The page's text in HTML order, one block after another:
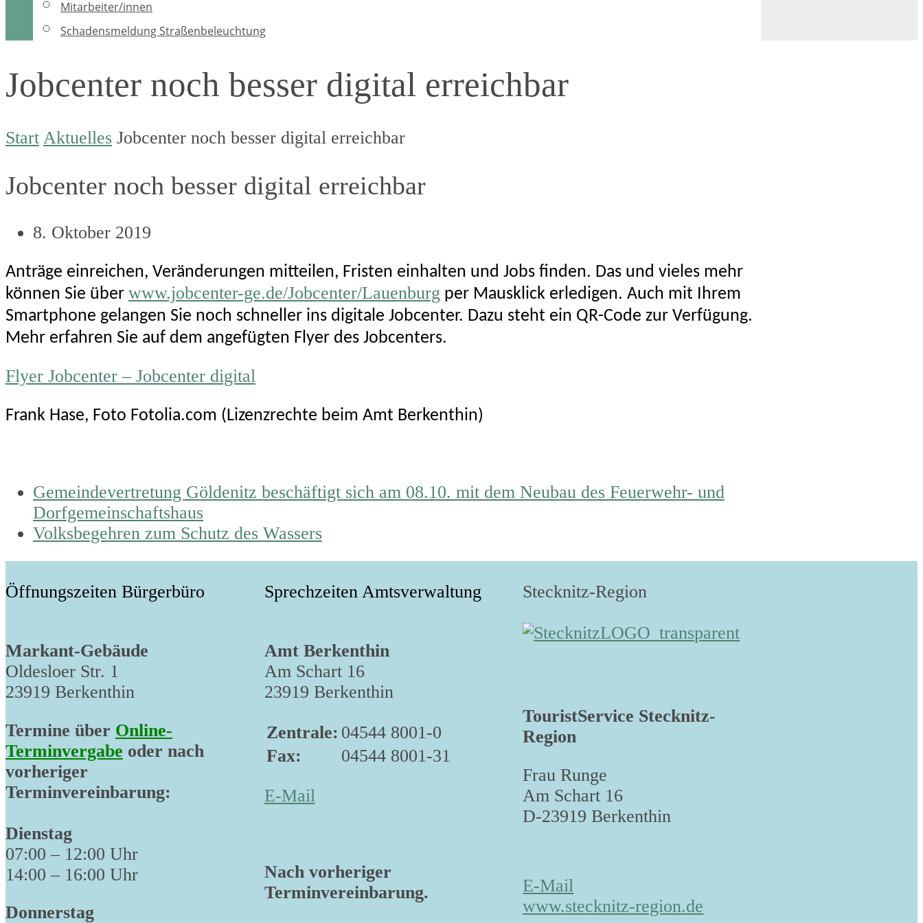
Mitarbeiter/innen
Schadensmeldung Straßenbeleuchtung
Jobcenter noch besser digital erreichbar
Start Aktuelles Jobcenter noch besser digital erreichbar
Jobcenter noch besser digital erreichbar
8. Oktober 2019
Anträge einreichen, Veränderungen mitteilen, Fristen einhalten und Jobs finden. Das und vieles mehr
können Sie über www.jobcenter-ge.de/Jobcenter/Lauenburg per Mausklick erledigen. Auch mit Ihrem
Smartphone gelangen Sie noch schneller ins digitale Jobcenter. Dazu steht ein QR-Code zur Verfügung.
Mehr erfahren Sie auf dem angefügten Flyer des Jobcenters.
Flyer Jobcenter – Jobcenter digital
Frank Hase, Foto Fotolia.com (Lizenzrechte beim Amt Berkenthin)
previous
post:
Gemeindevertretung Göldenitz beschäftigt sich am 08.10. mit dem Neubau des Feuerwehr- und
Dorfgemeinschaftshaus
next
Volksbegehren zum Schutz des Wassers
Öffnungszeiten Bürgerbüro
Markant-Gebäude
Oldesloer Str. 1
23919 Berkenthin
Termine über Online-
Terminvergabe oder nach
vorheriger
Terminvereinbarung:
Dienstag
07:00 – 12:00 Uhr
14:00 – 16:00 Uhr
Donnerstag
Sprechzeiten Amtsverwaltung
Amt Berkenthin
Am Schart 16
23919 Berkenthin
Zentrale: 04544 8001-0
Fax:
04544 8001-31
E-Mail
Nach vorheriger
Terminvereinbarung.
Stecknitz-Region
TouristService Stecknitz-
Region
Frau Runge
Am Schart 16
D-23919 Berkenthin
E-Mail
www.stecknitz-region.de